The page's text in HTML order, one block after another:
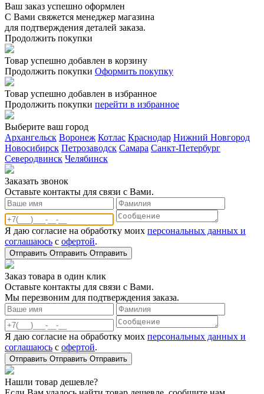
Ваш заказ успешно оформлен
С Вами свяжется менеджер магазина
для подтверждения деталей заказа.
Продолжить покупки
Товар успешно добавлен в корзину
Продолжить покупки Оформить покупку
Товар успешно добавлен в избранное
Продолжить покупки перейти в избранное
Выберите ваш город
Архангельск Воронеж Котлас Краснодар Нижний Новгород
Новосибирск Петрозаводск Самара Санкт-Петербург
Северодвинск Челябинск
Заказать звонoк
Оставьте контакты для связи с Вами.
Я даю согласие на обработку моих персональных данных и
соглашаюсь с офертой.
Отправить Отправить Отправить
Заказ товара в один клик
Оставьте контакты для связи с Вами.
Мы перезвоним для подтверждения заказа.
Я даю согласие на обработку моих персональных данных и
соглашаюсь с офертой.
Отправить Отправить Отправить
Нашли товар дешевле?